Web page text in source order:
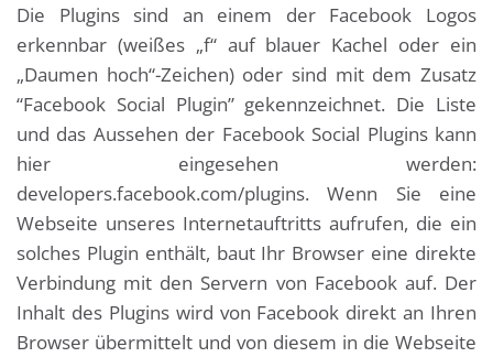
Die Plugins sind an einem der Facebook Logos
erkennbar (weißes „f“ auf blauer Kachel oder ein
„Daumen hoch“-Zeichen) oder sind mit dem Zusatz
“Facebook Social Plugin” gekennzeichnet. Die Liste
und das Aussehen der Facebook Social Plugins kann
hier eingesehen werden:
developers.facebook.com/plugins. Wenn Sie eine
Webseite unseres Internetauftritts aufrufen, die ein
solches Plugin enthält, baut Ihr Browser eine direkte
Verbindung mit den Servern von Facebook auf. Der
Inhalt des Plugins wird von Facebook direkt an Ihren
Browser übermittelt und von diesem in die Webseite